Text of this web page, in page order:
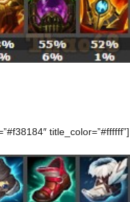
title_color=”#ffffff”]